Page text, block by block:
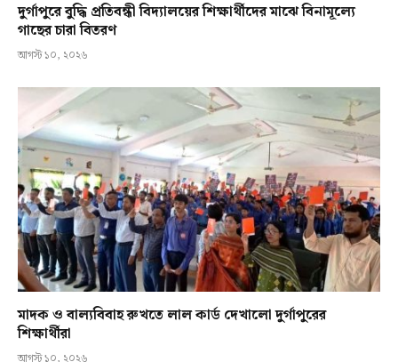
দুর্গাপুরে বুদ্ধি প্রতিবন্ধী বিদ্যালয়ের শিক্ষার্থীদের মাঝে বিনামূল্যে
গাছের চারা বিতরণ
আগস্ট ১০, ২০২৬
মাদক ও বাল্যবিবাহ রুখতে লাল কার্ড দেখালো দুর্গাপুরের
শিক্ষার্থীরা
আগস্ট ১০, ২০২৬